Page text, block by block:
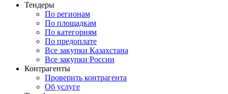
Тендеры
По регионам
По площадкам
По категориям
По предоплате
Все закупки Казахстана
Все закупки России
Контрагенты
Проверить контрагента
Об услуге